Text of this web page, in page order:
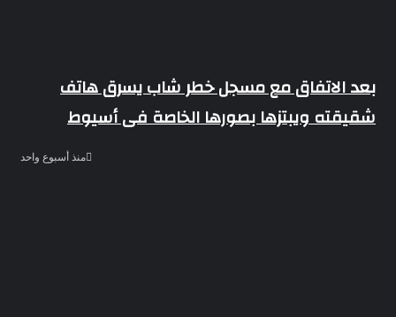
بعد الاتفاق مع مسجل خطر شاب يسرق هاتف
شقيقته ويبتزها بصورها الخاصة فى أسيوط
منذ أسبوع واحد